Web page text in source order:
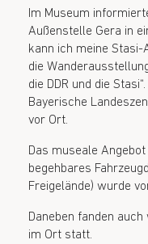
Im Museum
Außenstelle Gera in
kann ich meine Stasi-
die
die DDR und die
Bayerische
vor Ort.
Das museale
begehbares
Freigelände) wurde
Daneben fanden
im Ort statt.